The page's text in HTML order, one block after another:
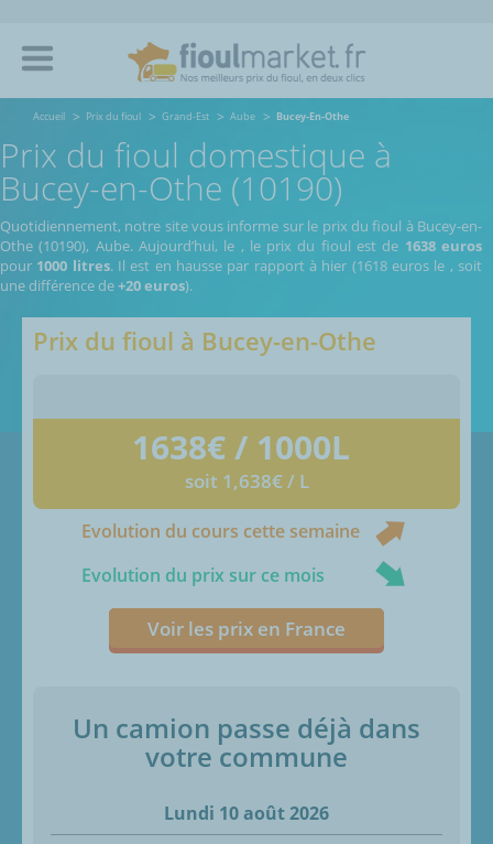
Accueil Prix du fioul Grand-Est Aube Bucey-En-Othe
Prix du fioul domestique à
Bucey-en-Othe (10190)
Quotidiennement, notre site vous informe sur le prix du fioul à Bucey-en-
Othe (10190), Aube. Aujourd’hui, le , le prix du fioul est de 1638 euros
pour 1000 litres. Il est en hausse par rapport à hier (1618 euros le , soit
une différence de+20 euros).
Prix du fioul à Bucey-en-Othe
1638€ / 1000L
soit 1,638€ / L
Evolution du cours cette semaine
Evolution du prix sur ce mois
Voir les prix en France
Un camion passe déjà dans
votre commune
Lundi 10 août 2026